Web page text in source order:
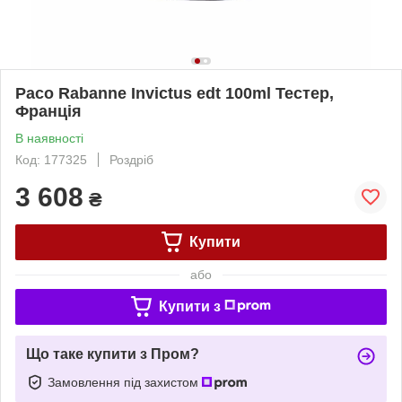
Paco Rabanne Invictus edt 100ml Тестер,
Франція
В наявності
Код: 177325
Роздріб
3 608 ₴
Купити
або
Купити з
Що таке купити з Пром?
Замовлення під захистом